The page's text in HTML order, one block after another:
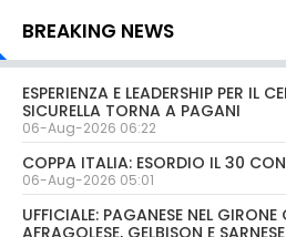
BREAKING NEWS
ESPERIENZA E LEADERSHIP PER IL
SICURELLA TORNA A PAGANI
06-Aug-2026 06:22
COPPA ITALIA: ESORDIO IL 30 CON
06-Aug-2026 05:01
UFFICIALE: PAGANESE NEL
AFRAGOLESE, GELBISON E SARNESE